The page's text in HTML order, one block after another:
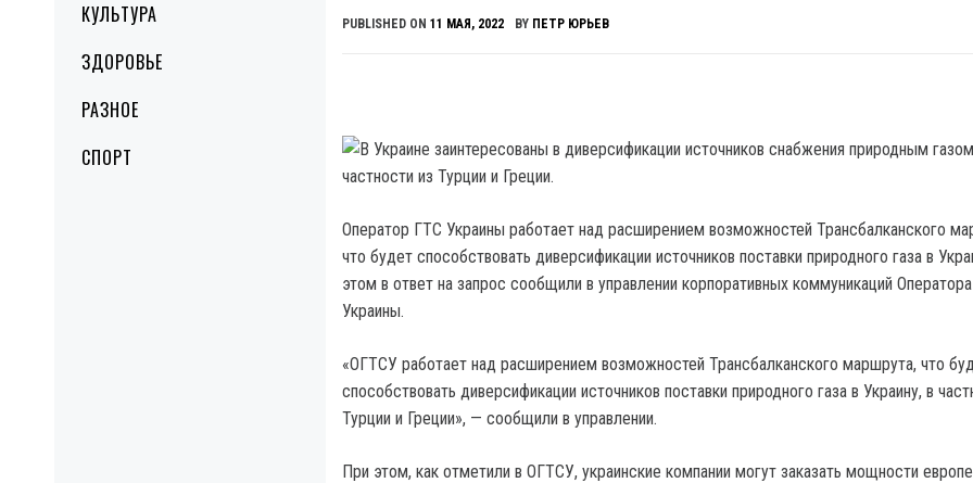
КУЛЬТУРА
ЗДОРОВЬЕ
РАЗНОЕ
СПОРТ
PUBLISHED ON 11 МАЯ, 2022 BY ПЕТР ЮРЬЕВ
Оператор ГТС Украины работает над расширением возможностей Трансбалканского
что будет способствовать диверсификации источников поставки природного газа в
этом в ответ на запрос сообщили в управлении корпоративных коммуникаций
Украины.
«ОГТСУ работает над расширением возможностей Трансбалканского маршрута, что
способствовать диверсификации источников поставки природного газа в Украину, в
Турции и Греции», — сообщили в управлении.
При этом, как отметили в ОГТСУ, украинские компании могут заказать мощности